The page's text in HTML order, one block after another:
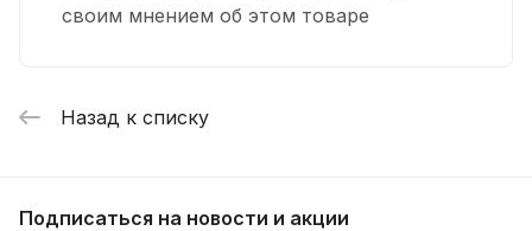
своим мнением об этом товаре
Назад к списку
Подписаться на новости и акции